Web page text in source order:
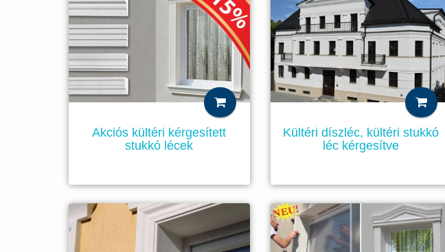
Akciós kültéri kérgesített
stukkó lécek
Kültéri díszléc, kültéri stukkó
léc kérgesítve